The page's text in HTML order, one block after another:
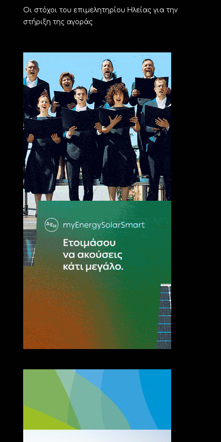
Οι στόχοι του επιμελητηρίου Ηλείας για την
στήριξη της αγοράς